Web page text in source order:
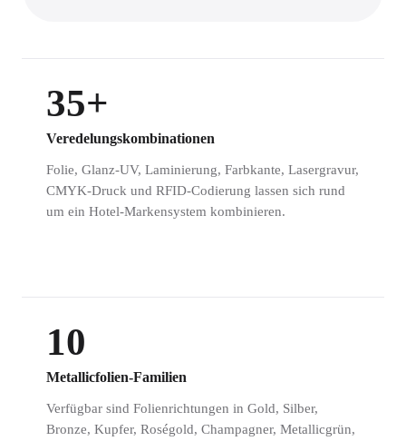
35+
Veredelungskombinationen
Folie, Glanz-UV, Laminierung, Farbkante, Lasergravur,
CMYK-Druck und RFID-Codierung lassen sich rund
um ein Hotel-Markensystem kombinieren.
10
Metallicfolien-Familien
Verfügbar sind Folienrichtungen in Gold, Silber,
Bronze, Kupfer, Roségold, Champagner, Metallicgrün,